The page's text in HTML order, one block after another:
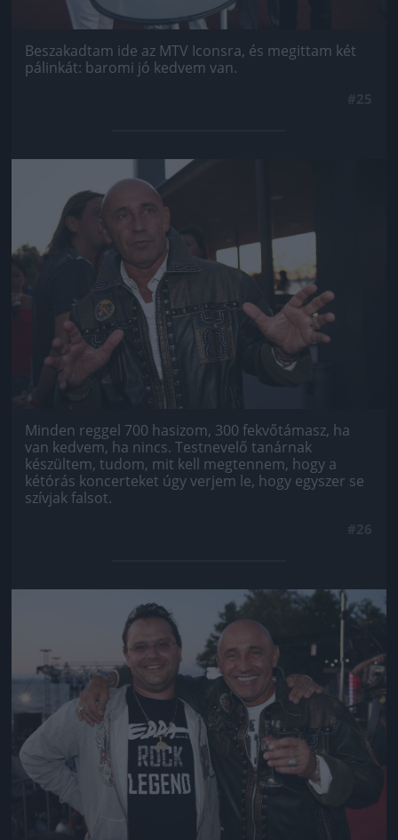
Beszakadtam ide az MTV Iconsra, és megittam két
pálinkát: baromi jó kedvem van.
Jön még kép!
Minden reggel 700 hasizom, 300 fekvőtámasz, ha
van kedvem, ha nincs. Testnevelő tanárnak
készültem, tudom, mit kell megtennem, hogy a
kétórás koncerteket úgy verjem le, hogy egyszer se
szívjak falsot.
Jön még kép!